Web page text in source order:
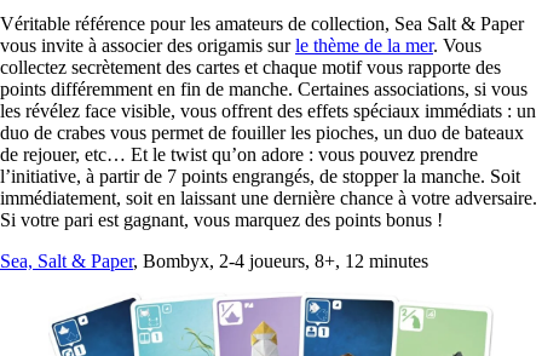
Véritable référence pour les amateurs de collection, Sea Salt & Paper
vous invite à associer des origamis surle thème de la mer. Vous
collectez secrètement des cartes et chaque motif vous rapporte des
points différemment en fin de manche. Certaines associations, si vous
les révélez face visible, vous offrent des effets spéciaux immédiats : un
duo de crabes vous permet de fouiller les pioches, un duo de bateaux
de rejouer, etc… Et le twist qu’on adore : vous pouvez prendre
l’initiative, à partir de 7 points engrangés, de stopper la manche. Soit
immédiatement, soit en laissant une dernière chance à votre adversaire.
Si votre pari est gagnant, vous marquez des points bonus !
Sea, Salt & Paper, Bombyx, 2-4 joueurs, 8+, 12 minutes